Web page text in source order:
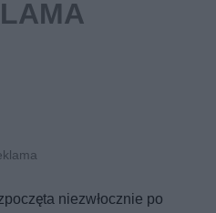
niezwłocznie po